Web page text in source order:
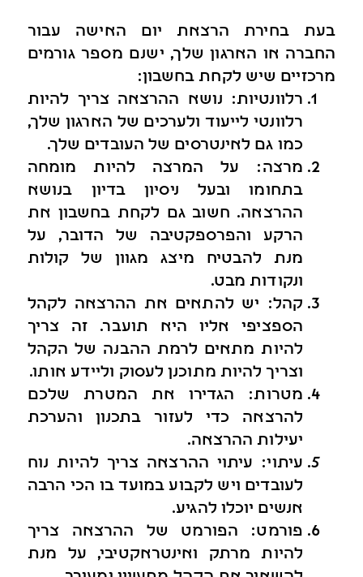
בעת בחירת הרצאת יום האישה עבור
החברה או הארגון שלך, ישנם מספר גורמים
מרכזיים שיש לקחת בחשבון:
רלוונטיות: נושא ההרצאה צריך להיות
רלוונטי לייעוד ולערכים של הארגון שלך,
כמו גם לאינטרסים של העובדים שלך.
מרצה: על המרצה להיות מומחה
בתחומו ובעל ניסיון בדיון בנושא
ההרצאה. חשוב גם לקחת בחשבון את
הרקע והפרספקטיבה של הדובר, על
מנת להבטיח מיצג מגוון של קולות
ונקודות מבט.
קהל: יש להתאים את ההרצאה לקהל
הספציפי אליו היא תועבר. זה צריך
להיות מתאים לרמת ההבנה של הקהל
וצריך להיות מתוכנן לעסוק וליידע אותו.
מטרות: הגדירו את המטרת שלכם
להרצאה כדי לעזור בתכנון והערכת
יעילות ההרצאה.
עיתוי: עיתוי ההרצאה צריך להיות נוח
לעובדים ויש לקבוע במועד בו הכי הרבה
אנשים יוכלו להגיע.
פורמט: הפורמט של ההרצאה צריך
להיות מרתק ואינטראקטיבי, על מנת